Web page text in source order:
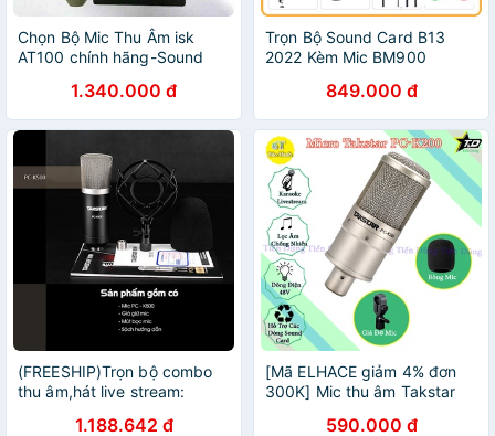
Chọn Bộ Mic Thu Âm isk
AT100 chính hãng-Sound
màu bh 3 thá1.340.000 đ
Trọn Bộ Sound Card B13
2022 Kèm Mic BM900
Karaoke,Live Tiktok... Dễ
Dàng Sử Dụng.Bảo Hành 12
Tháng
849.000 đ
(FREESHIP)Trọn bộ combo
thu âm,hát live stream:
MIC TAKSTAR PC-K500 và
1.188.642 đ
[Mã ELHACE giảm 4% đơn
300K] Mic thu âm Takstar
stream- Bộ livestream PC-
590.000 đ